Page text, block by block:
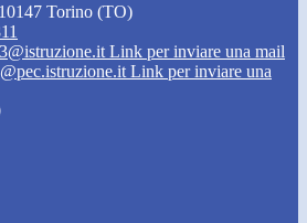
Torino (TO)
Link per inviare una mail
Link per inviare una